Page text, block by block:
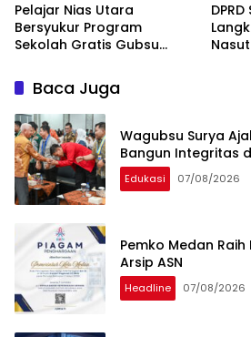
Pelajar Nias Utara
Bersyukur Program
Sekolah Gratis Gubsu
Beban Orang Tua
Baca Juga
Wagubsu Surya
Bangun Integritas
Edukasi 07/08/2026
Pemko Medan
Arsip ASN
Headline 07/08/2026